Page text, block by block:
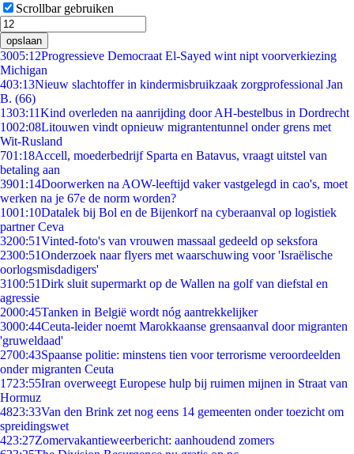
Scrollbar gebruiken
opslaan
3005:12Progressieve Democraat El-Sayed wint nipt voorverkiezing
Michigan
403:13Nieuw slachtoffer in kindermisbruikzaak zorgprofessional Jan
B. (66)
1303:11Kind overleden na aanrijding door AH-bestelbus in Dordrecht
1002:08Litouwen vindt opnieuw migrantentunnel onder grens met
Wit-Rusland
701:18Accell, moederbedrijf Sparta en Batavus, vraagt uitstel van
betaling aan
3901:14Doorwerken na AOW-leeftijd vaker vastgelegd in cao's, moet
werken na je 67e de norm worden?
1001:10Datalek bij Bol en de Bijenkorf na cyberaanval op logistiek
partner Ceva
3200:51Vinted-foto's van vrouwen massaal gedeeld op seksfora
2300:51Onderzoek naar flyers met waarschuwing voor 'Israëlische
oorlogsmisdadigers'
3100:51Dirk sluit supermarkt op de Wallen na golf van diefstal en
agressie
2000:45Tanken in België wordt nóg aantrekkelijker
3000:44Ceuta-leider noemt Marokkaanse grensaanval door migranten
'gruweldaad'
2700:43Spaanse politie: minstens tien voor terrorisme veroordeelden
onder migranten Ceuta
1723:55Iran overweegt Europese hulp bij ruimen mijnen in Straat van
Hormuz
4823:33Van den Brink zet nog eens 14 gemeenten onder toezicht om
spreidingswet
423:27Zomervakantieweerbericht: aanhoudend zomers